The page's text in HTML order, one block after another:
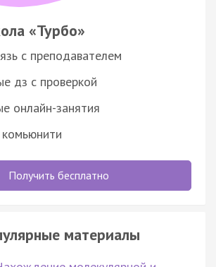
«Турбо»
с преподавателем
дз с проверкой
онлайн-занятия
Получить бесплатно
материалы